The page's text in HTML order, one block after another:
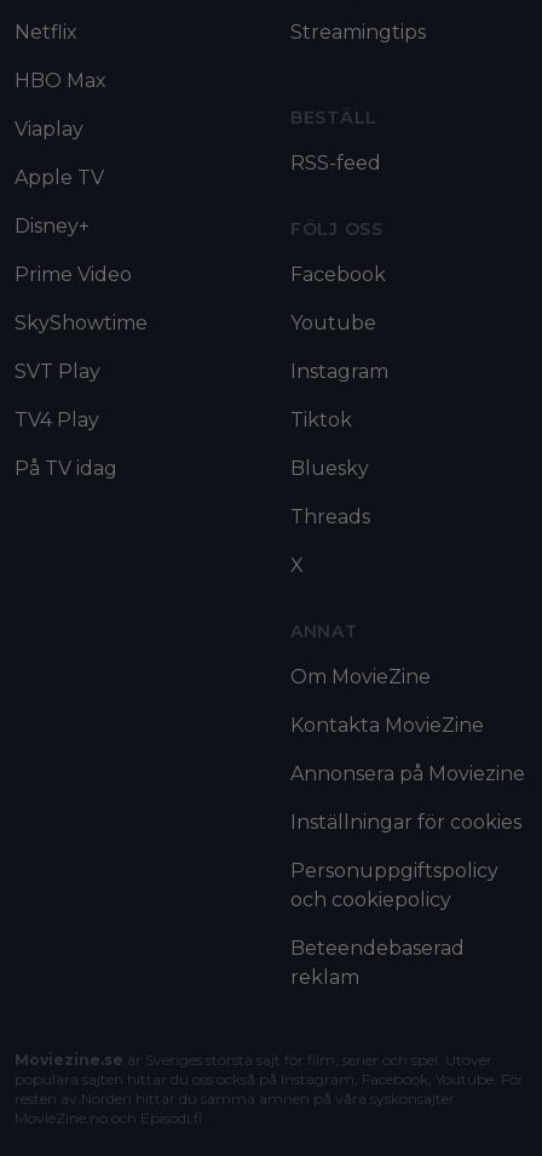
Netflix
HBO Max
Viaplay
Apple TV
Disney+
Prime Video
SkyShowtime
SVT Play
TV4 Play
På TV idag
Streamingtips
BESTÄLL
RSS-feed
FÖLJ OSS
Facebook
Youtube
Instagram
Tiktok
Bluesky
Threads
X
ANNAT
Om MovieZine
Kontakta MovieZine
Annonsera på Moviezine
Inställningar för cookies
Personuppgiftspolicy
och cookiepolicy
Beteendebaserad
reklam
Moviezine.se är Sveriges största sajt för film, serier och spel. Utöver
populära sajten hittar du oss också på Instagram, Facebook, Youtube. För
resten av Norden hittar du samma ämnen på våra syskonsajter
MovieZine.no och Episodi.fi